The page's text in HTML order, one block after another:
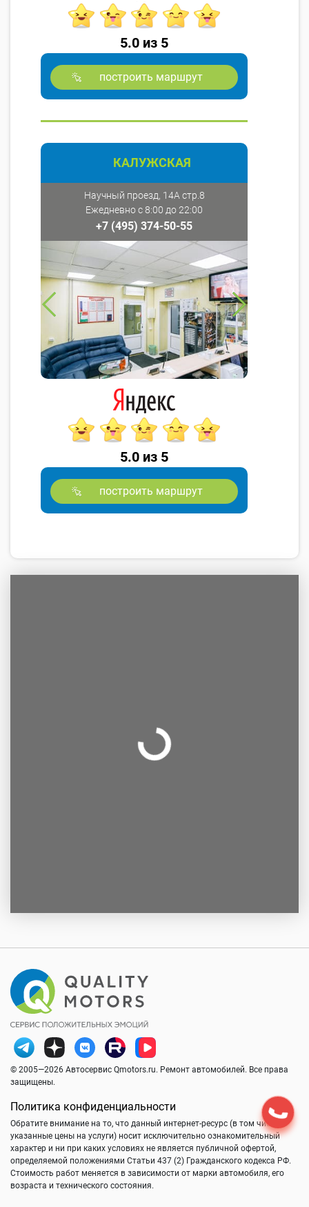
5.0 из 5
построить маршрут
КАЛУЖСКАЯ
Научный проезд, 14А стр.8
Ежедневно с 8:00 до 22:00
+7 (495) 374-50-55
5.0 из 5
построить маршрут
© 2005—2026 Автосервис Qmotors.ru. Ремонт автомобилей. Все права
защищены.
Политика конфиденциальности
Обратите внимание на то, что данный интернет-ресурс (в том числе
указанные цены на услуги) носит исключительно ознакомительный
характер и ни при каких условиях не является публичной офертой,
определяемой положениями Статьи 437 (2) Гражданского кодекса РФ.
Стоимость работ меняется в зависимости от марки автомобиля, его
возраста и технического состояния.